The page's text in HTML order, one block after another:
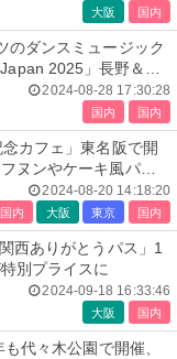
大阪 国内
のダンスミュージック
2025」長野＆北
2024-08-28 17:30:28
国内 国内
カフェ」東名阪で開
ヌンやケーキ風パフ
2024-08-20 14:18:20
国内 大阪 東京 国内
西ありがとうパス」1
別プライスに
2024-09-18 16:33:46
大阪 国内
代々木公園で開催、